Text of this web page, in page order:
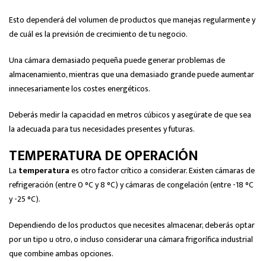
Esto dependerá del volumen de productos que manejas regularmente y
de cuál es la previsión de crecimiento de tu negocio.
Una cámara demasiado pequeña puede generar problemas de
almacenamiento, mientras que una demasiado grande puede aumentar
innecesariamente los costes energéticos.
Deberás medir la capacidad en metros cúbicos y asegúrate de que sea
la adecuada para tus necesidades presentes y futuras.
TEMPERATURA DE OPERACIÓN
La temperaturaes otro factor crítico a considerar. Existen cámaras de
refrigeración (entre 0 °C y 8 °C) y cámaras de congelación (entre -18 °C
y -25 °C).
Dependiendo de los productos que necesites almacenar, deberás optar
por un tipo u otro, o incluso considerar una cámara frigorífica industrial
que combine ambas opciones.